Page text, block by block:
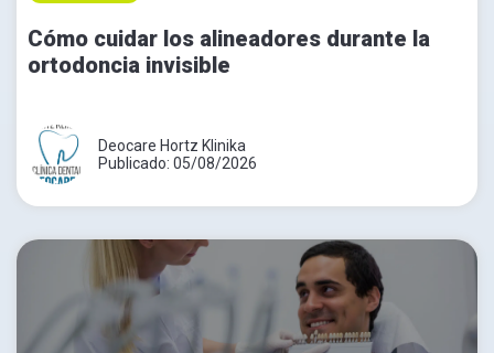
Cómo cuidar los alineadores durante la
ortodoncia invisible
Deocare Hortz Klinika
Publicado: 05/08/2026